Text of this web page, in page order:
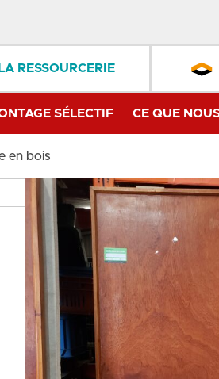
LA RESSOURCERIE
SÉLECTIF CE QUE
en bois